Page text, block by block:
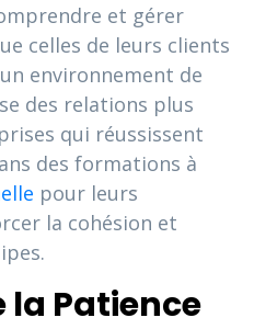
et gérer
celles de leurs clients
environnement de
des relations plus
qui réussissent
des formations à
pour leurs
la cohésion et
la Patience